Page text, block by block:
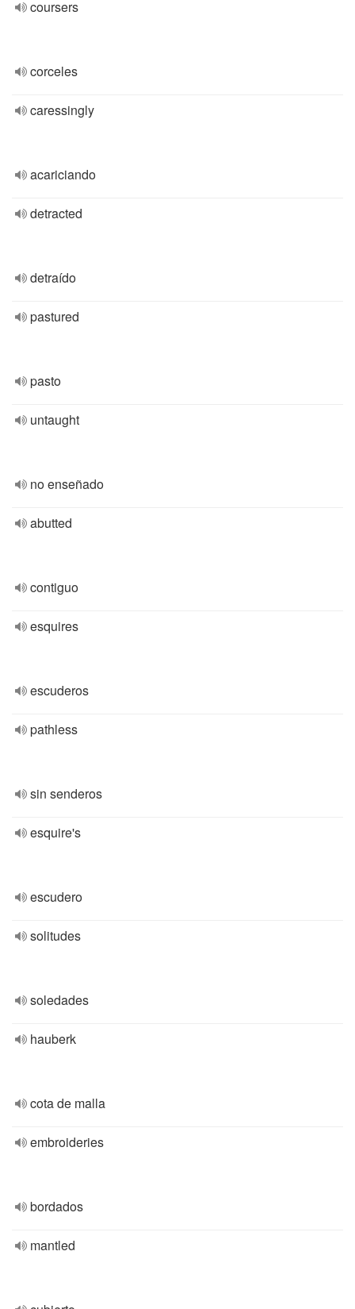
coursers
corceles
caressingly
acariciando
detracted
detraído
pastured
pasto
untaught
no enseñado
abutted
contiguo
esquires
escuderos
pathless
sin senderos
esquire's
escudero
solitudes
soledades
hauberk
cota de malla
embroideries
bordados
mantled